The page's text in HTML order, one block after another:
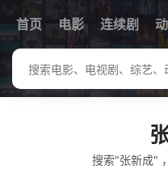
首页 电影 连续剧
搜索"张新成"